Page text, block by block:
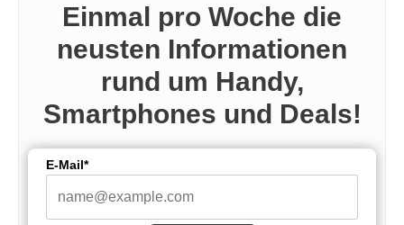
Einmal pro Woche die
neusten Informationen
rund um Handy,
Smartphones und Deals!
E-Mail*